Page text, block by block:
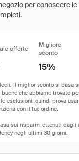
per conoscere
offerte
Migliore
sconto
15%